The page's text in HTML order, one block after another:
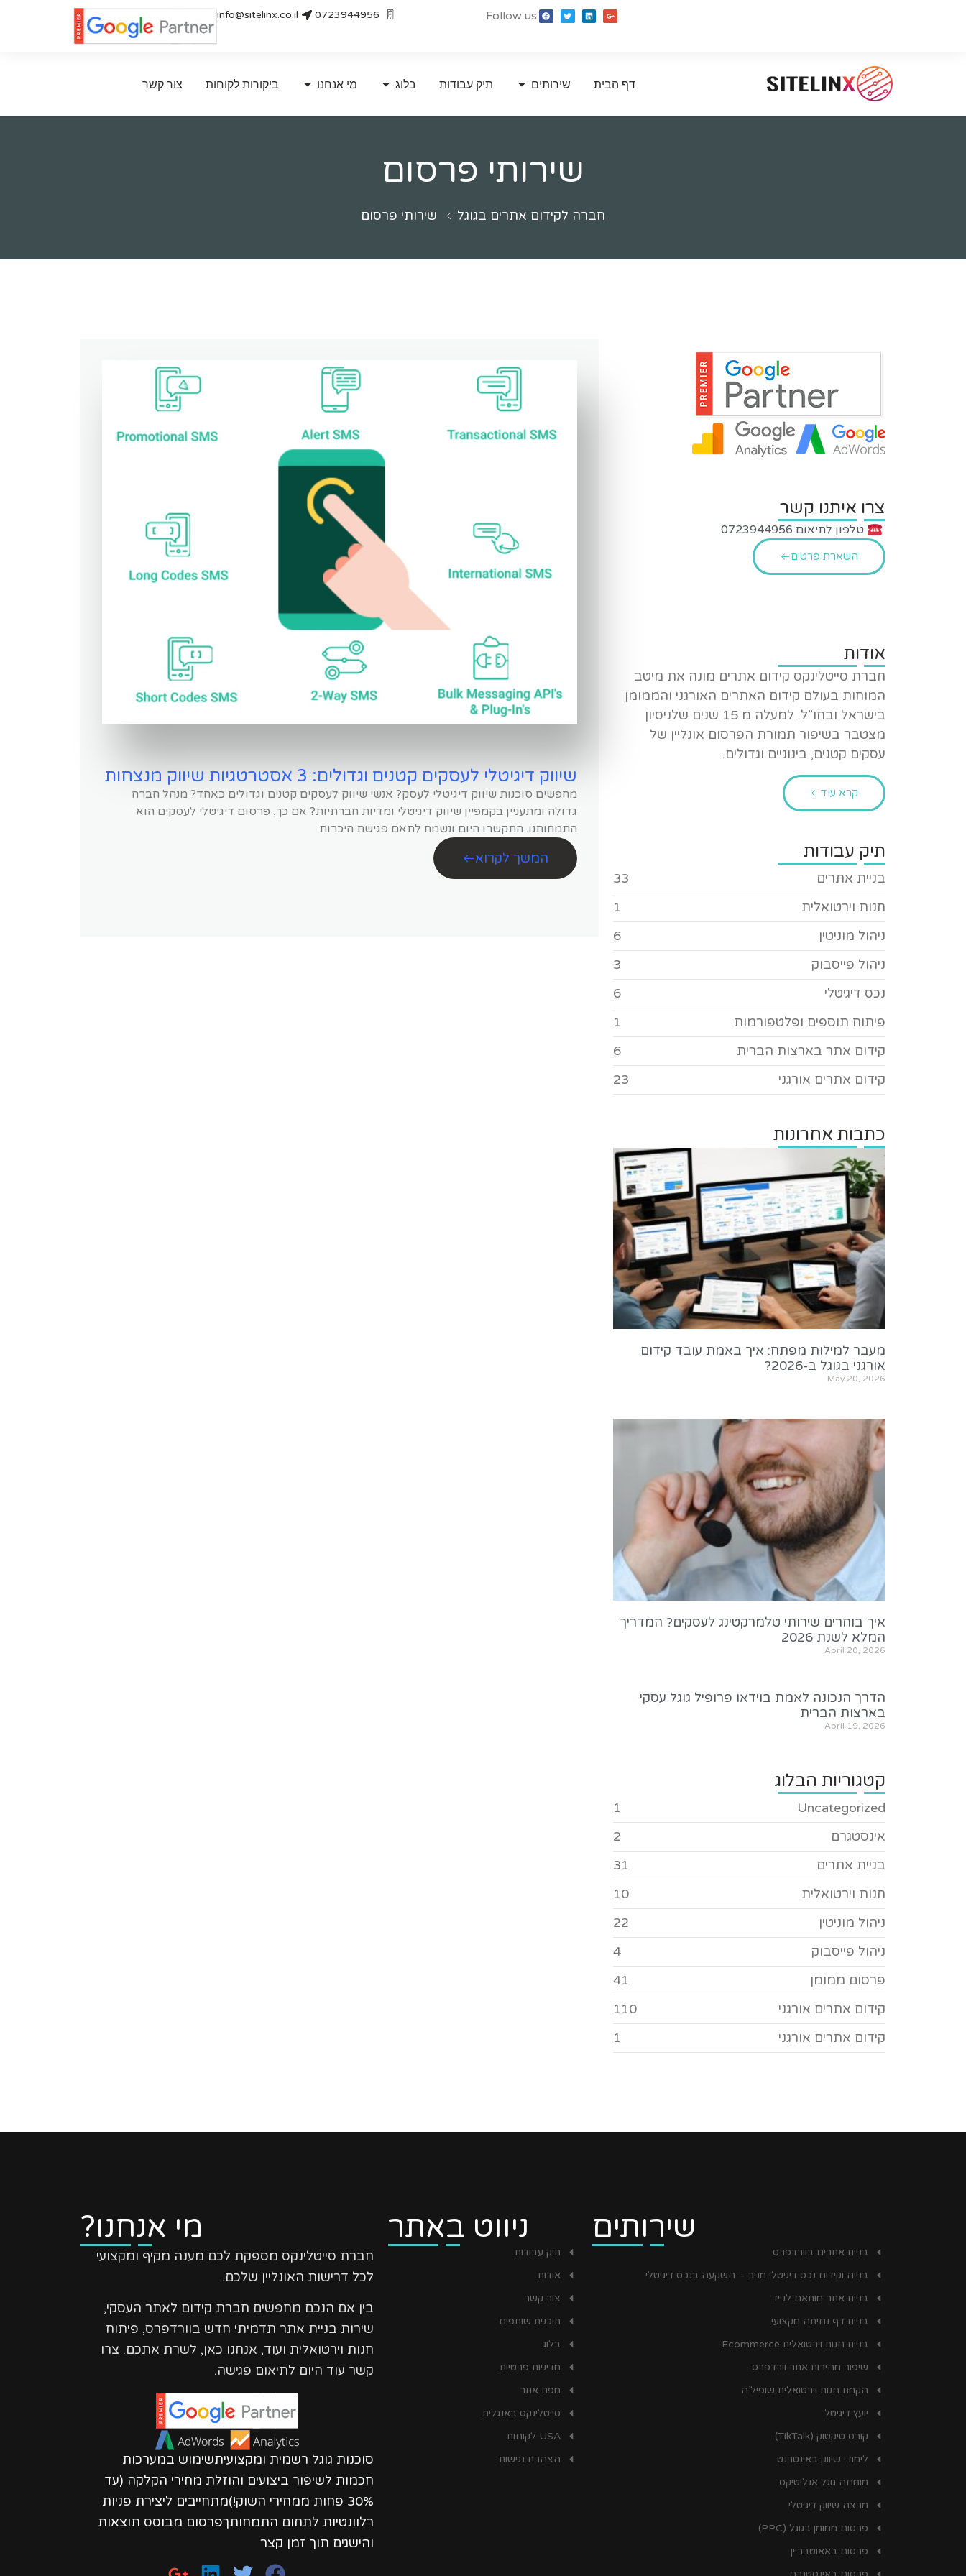
0723944956
info@sitelinx.co.il Follow us:
דף הבית שירותים תיק עבודות בלוג מי אנחנו ביקורות לקוחות צור קשר
שירותי פרסום
חברה לקידום אתרים בגוגל שירותי פרסום
שיווק דיגיטלי לעסקים קטנים וגדולים: 3 אסטרטגיות שיווק מנצחות
מחפשים סוכנות שיווק דיגיטלי לעסק? אנשי שיווק לעסקים קטנים וגדולים כאחד? מנהל חברה
גדולה ומתעניין בקמפיין שיווק דיגיטלי ומדיות חברתיות? אם כך, פרסום דיגיטלי לעסקים הוא
התמחותנו. התקשרו היום ונשמח לתאם פגישת היכרות.
המשך לקרוא
צרו איתנו קשר
טלפון לתיאום 0723944956
השארת פרטים
אודות
חברת סייטלינקס קידום אתרים מונה את מיטב
המוחות בעולם קידום האתרים האורגני והממומן
בישראל ובחו”ל. למעלה מ 15 שנים שלניסיון
מצטבר בשיפור תמורת הפרסום אונליין של
עסקים קטנים, בינוניים וגדולים.
קרא עוד
תיק עבודות
בניית אתרים
33
חנות וירטואלית
1
ניהול מוניטין
6
ניהול פייסבוק
3
נכס דיגיטלי
6
פיתוח תוספים ופלטפורמות
1
קידום אתר בארצות הברית
6
קידום אתרים אורגני
23
כתבות אחרונות
מעבר למילות מפתח: איך באמת עובד קידום
אורגני בגוגל ב-2026?
May 20, 2026
איך בוחרים שירותי טלמרקטינג לעסקים? המדריך
המלא לשנת 2026
April 20, 2026
הדרך הנכונה לאמת בוידאו פרופיל גוגל עסקי
בארצות הברית
April 19, 2026
קטגוריות הבלוג
Uncategorized
1
אינסטגרם
2
בניית אתרים
31
חנות וירטואלית
10
ניהול מוניטין
22
ניהול פייסבוק
4
פרסום ממומן
41
קידום אתרים אורגני
110
קידום אתרים אורגני
1
מי אנחנו?
חברת סייטלינקס מספקת לכם מענה מקיף ומקצועי
לכל דרישות האונליין שלכם.
בין אם הנכם מחפשים חברת קידום לאתר העסקי,
שירות בניית אתר תדמיתי חדש בוורדפרס, פיתוח
חנות וירטואלית ועוד, אנחנו כאן, לשרת אתכם. צרו
קשר עוד היום לתיאום פגישה.
סוכנות גוגל רשמית ומקצועיתשימוש במערכות
חכמות לשיפור ביצועים והוזלת מחירי הקלקה (עד
30% פחות ממחירי השוק!)מתחייבים ליצירת פניות
רלוונטיות לתחום התמחותךפרסום מבוסס תוצאות
והישגים תוך זמן קצר
ניווט באתר
תיק עבודות
אודות
צור קשר
תוכנית שותפים
בלוג
מדיניות פרטיות
מפת אתר
סייטלינקס באנגלית
USA לקוחות
הצהרת נגישות
שירותים
בניית אתרים בוורדפרס
בנייה וקידום נכס דיגיטלי מניב – השקעה בנכס דיגיטלי
בניית אתר מותאם לנייד
בניית דף נחיתה מקצועי
בניית חנות וירטואלית Ecommerce
שיפור מהירות אתר וורדפרס
הקמת חנות וירטואלית שופיל’ה
יועץ דיגיטל
קורס טיקטוק (TikTalk)
לימודי שיווק באינטרנט
מומחה גוגל אנליטיקס
מרצה שיווק דיגיטלי
פרסום ממומן בגוגל (PPC)
פרסום באאוטבריין